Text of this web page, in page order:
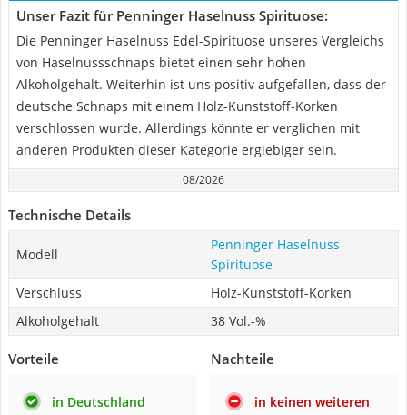
Unser Fazit für Penninger Haselnuss Spirituose:
Die Penninger Haselnuss Edel-Spirituose unseres Vergleichs
von Haselnussschnaps bietet einen sehr hohen
Alkoholgehalt. Weiterhin ist uns positiv aufgefallen, dass der
deutsche Schnaps mit einem Holz-Kunststoff-Korken
verschlossen wurde. Allerdings könnte er verglichen mit
anderen Produkten dieser Kategorie ergiebiger sein.
08/2026
Technische Details
Modell
Penninger Haselnuss
Spirituose
Verschluss
Holz-Kunststoff-Korken
Alkoholgehalt
38 Vol.-%
Vorteile
in Deutschland
Nachteile
in keinen weiteren